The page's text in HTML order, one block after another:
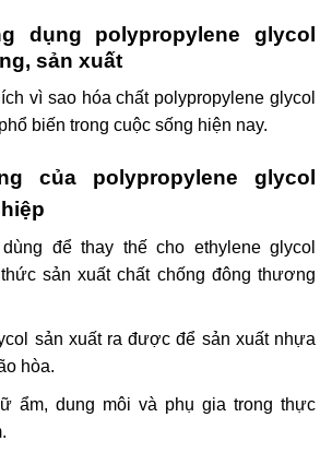
dụng polypropylene glycol
sản xuất
vì sao hóa chất polypropylene glycol
biến trong cuộc sống hiện nay.
của polypropylene glycol
để thay thế cho ethylene glycol
sản xuất chất chống đông thương
sản xuất ra được để sản xuất nhựa
hòa.
ẩm, dung môi và phụ gia trong thực